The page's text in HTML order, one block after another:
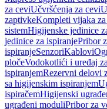
za ceviUčvršćenja za cevi
zaptivkeKompleti vijaka
sistemHigijenske jedinice
jedinice za ispiranjePribor
ispiranjeSenzoriKablovi
pločeVodokotlići i uređaj
ispiranjemRezervni delovi
sa higijenskim ispiranjem
ispiračemHigijenski
ugrađeni moduliPribor za